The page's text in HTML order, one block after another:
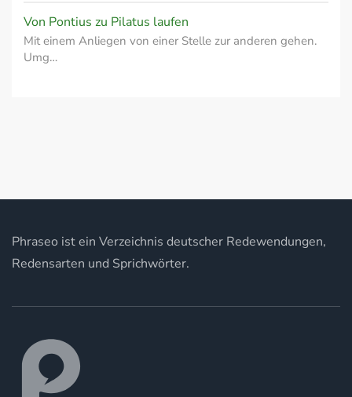
Von Pontius zu Pilatus laufen
Mit einem Anliegen von einer Stelle zur anderen gehen.
Umg…
Phraseo ist ein Verzeichnis deutscher Redewendungen,
Redensarten und Sprichwörter.